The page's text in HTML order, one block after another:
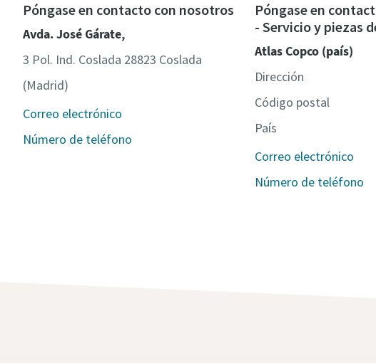
Póngase en contacto con nosotros
Avda. José Gárate,
3 Pol. Ind. Coslada 28823 Coslada
(Madrid)
Correo electrónico
Número de teléfono
Póngase en
- Servicio y piezas
Atlas Copco (país)
Dirección
Código postal
País
Correo electrónico
Número de teléfono